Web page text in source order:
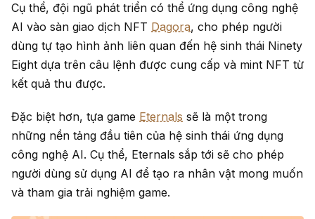
Cụ thể, đội ngũ phát triển có thể ứng dụng công nghệ
AI vào sàn giao dịch NFT Dagora, cho phép người
dùng tự tạo hình ảnh liên quan đến hệ sinh thái Ninety
Eight dựa trên câu lệnh được cung cấp và mint NFT từ
kết quả thu được.
Đặc biệt hơn, tựa game Eternals sẽ là một trong
những nền tảng đầu tiên của hệ sinh thái ứng dụng
công nghệ AI. Cụ thể, Eternals sắp tới sẽ cho phép
người dùng sử dụng AI để tạo ra nhân vật mong muốn
và tham gia trải nghiệm game.